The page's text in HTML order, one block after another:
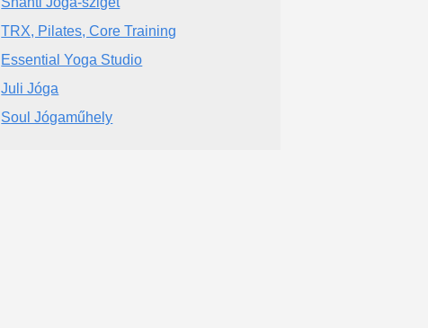
TRX, Pilates, Core Training
Essential Yoga Studio
Juli Jóga
Soul Jógaműhely